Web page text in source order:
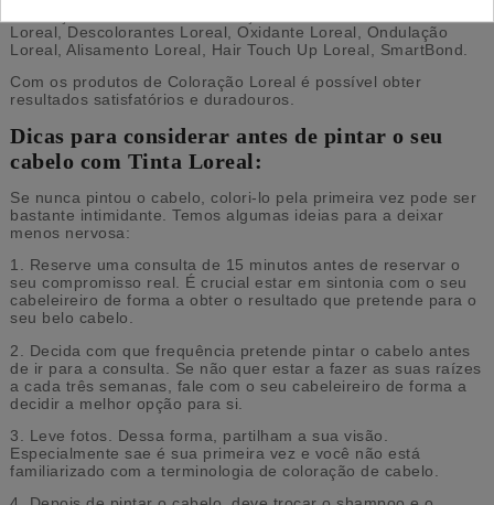
Loreal, Descolorantes Loreal, Oxidante Loreal, Ondulação
Loreal, Alisamento Loreal, Hair Touch Up Loreal, SmartBond.
Com os produtos de Coloração Loreal é possível obter
resultados satisfatórios e duradouros.
Dicas para considerar antes de pintar o seu
cabelo com Tinta Loreal:
Se nunca pintou o cabelo, colori-lo pela primeira vez pode ser
bastante intimidante. Temos algumas ideias para a deixar
menos nervosa:
1. Reserve uma consulta de 15 minutos antes de reservar o
seu compromisso real. É crucial estar em sintonia com o seu
cabeleireiro de forma a obter o resultado que pretende para o
seu belo cabelo.
2. Decida com que frequência pretende pintar o cabelo antes
de ir para a consulta. Se não quer estar a fazer as suas raízes
a cada três semanas, fale com o seu cabeleireiro de forma a
decidir a melhor opção para si.
3. Leve fotos. Dessa forma, partilham a sua visão.
Especialmente sae é sua primeira vez e você não está
familiarizado com a terminologia de coloração de cabelo.